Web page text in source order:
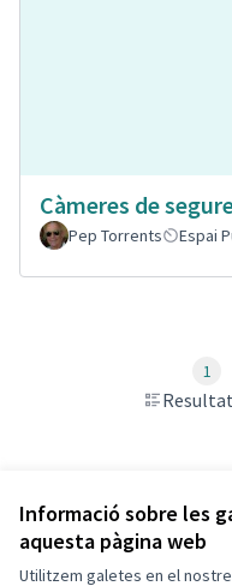
Informació sobre les
aquesta pàgina web
Utilitzem galetes en el
Càmeres de
Pep Torrents
Espai
1
Veure totes les propostes
Termes i condicions d'ús